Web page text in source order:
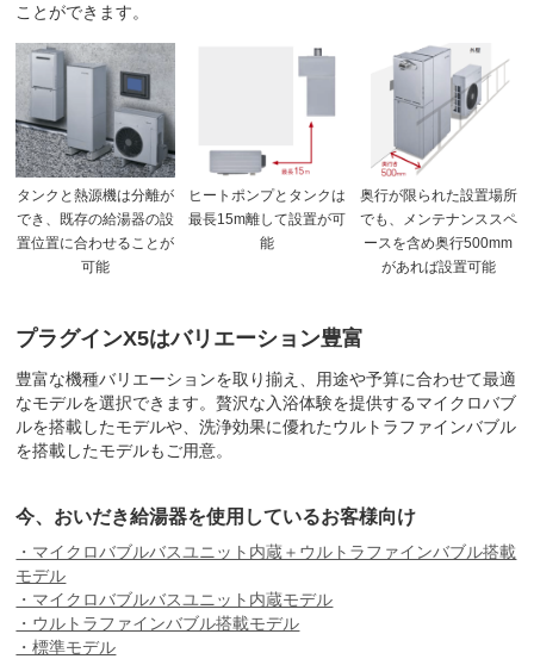
ことができます。
タンクと熱源機は分離が
でき、既存の給湯器の設
置位置に合わせることが
可能
ヒートポンプとタンクは
最長15m離して設置が可
能
奥行が限られた設置場所
でも、メンテナンススペ
ースを含め奥行500mm
があれば設置可能
プラグインX5はバリエーション豊富
豊富な機種バリエーションを取り揃え、用途や予算に合わせて最適
なモデルを選択できます。贅沢な入浴体験を提供するマイクロバブ
ルを搭載したモデルや、洗浄効果に優れたウルトラファインバブル
を搭載したモデルもご用意。
今、おいだき給湯器を使用しているお客様向け
・マイクロバブルバスユニット内蔵＋ウルトラファインバブル搭載
モデル
・マイクロバブルバスユニット内蔵モデル
・ウルトラファインバブル搭載モデル
・標準モデル